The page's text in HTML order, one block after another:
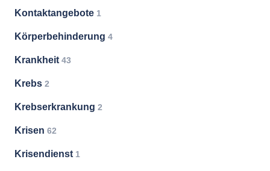
Kontaktangebote 1
Körperbehinderung 4
Krankheit 43
Krebs 2
Krebserkrankung 2
Krisen 62
Krisendienst 1